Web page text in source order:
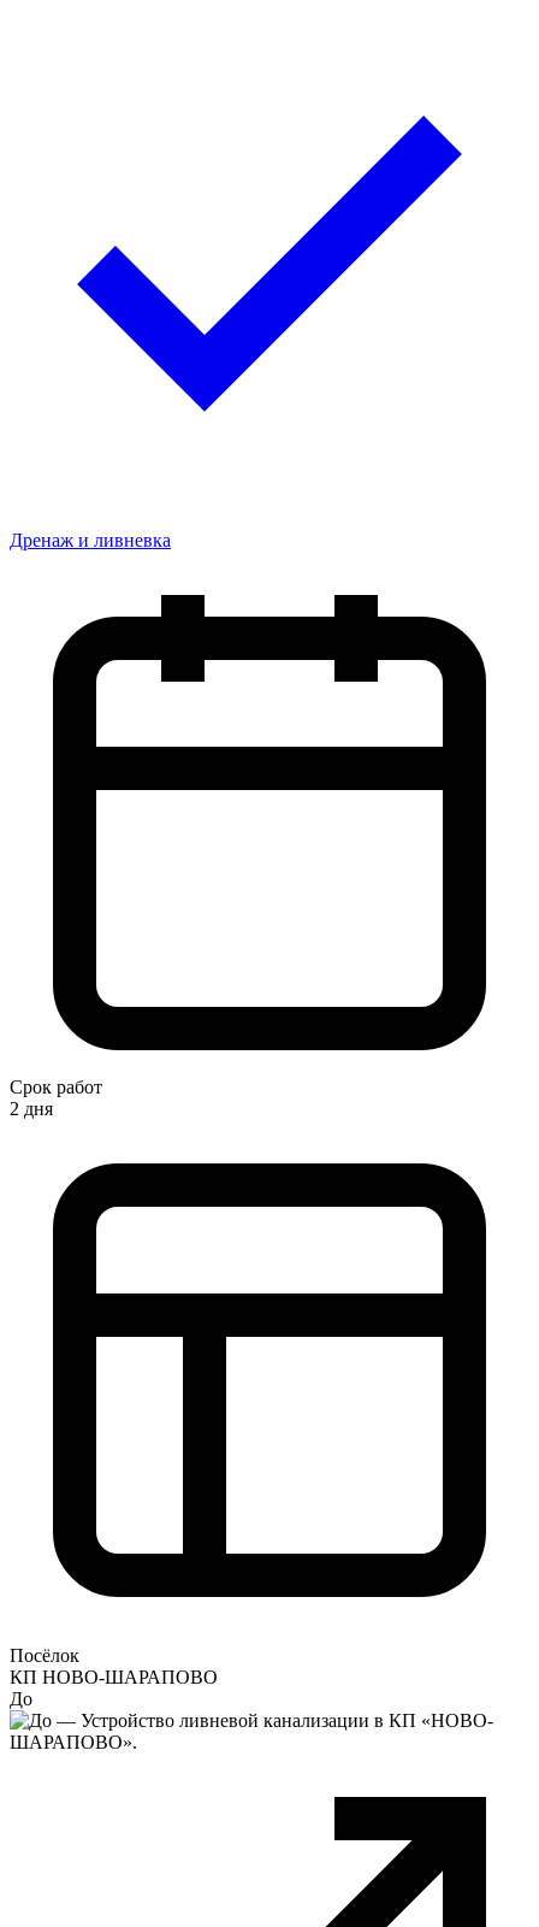
Дренаж и ливневка
Срок работ
2 дня
Посёлок
КП НОВО-ШАРАПОВО
До